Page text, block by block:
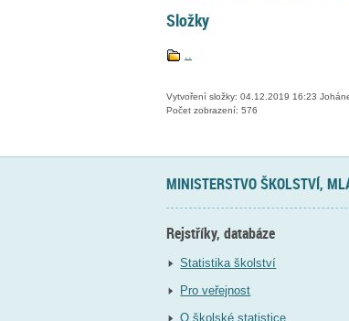
Složky
..
Vytvoření složky: 04.12.2019 16:23
Počet zobrazení: 576
MINISTERSTVO ŠKOLSTVÍ,
Rejstříky, databáze
Statistika školství
Pro veřejnost
O školské statistice